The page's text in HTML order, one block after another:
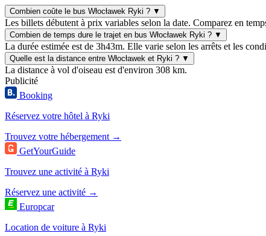
Combien coûte le bus Włocławek Ryki ? ▼
Les billets débutent à prix variables selon la date. Comparez en
Combien de temps dure le trajet en bus Włocławek Ryki ? ▼
La durée estimée est de 3h43m. Elle varie selon les arrêts et les
Quelle est la distance entre Włocławek et Ryki ? ▼
La distance à vol d'oiseau est d'environ 308 km.
Publicité
Booking
Réservez votre hôtel à Ryki
Trouvez votre hébergement →
GetYourGuide
Trouvez une activité à Ryki
Réservez une activité →
Europcar
Location de voiture à Ryki